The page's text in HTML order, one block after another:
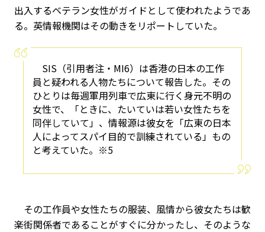
出入するベテラン女性がガイドとして使われたようであ
る。英情報機関はその動きをリポートしていた。
SIS（引用者注・MI6）は香港の日本の工作
員と疑われる人物たちについて報告した。その
ひとりは毎週軍用列車で広東に行く身元不明の
女性で、「ときに、たいていは若い女性たちを
同伴していて」、情報源は彼女を「広東の日本
人によってスパイ目的で訓練されている」もの
と考えていた。※5
その工作員や女性たちの服装、風情から彼女たちは歓
楽街関係者であることがすぐに分かったし、そのような